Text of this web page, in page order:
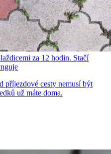
za 12 hodin. Stačí
příjezdové cesty nemusí být
už máte doma.